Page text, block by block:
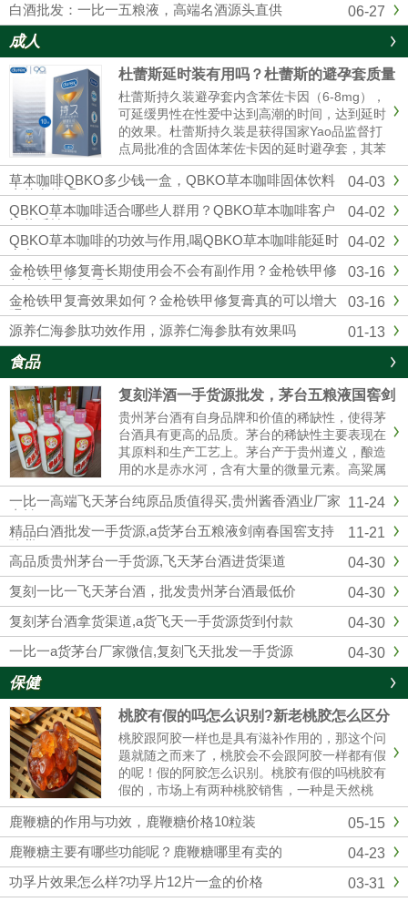
06-27
白酒批发：一比一五粮液，高端名酒源头直供
成人
杜蕾斯延时装有用吗？杜蕾斯的避孕套质量
怎么样啊
杜蕾斯持久装避孕套内含苯佐卡因（6-8mg），
可延缓男性在性爱中达到高潮的时间，达到延时
的效果。杜蕾斯持久装是获得国家Yao品监督打
点局批准的含固体苯佐卡因的延时避孕套，其苯
佐卡因浓度符合美国FDA保举浓度以及欧洲CE
标准，用起来更安心。固态苯佐卡因在有效较低
敏感度的同时不存在外漏隐患，不用担心伴侣的
快感应感染到影响。杜蕾...
04-03
草本咖啡QBKO多少钱一盒，QBKO草本咖啡固体饮料
真的有效吗
04-02
QBKO草本咖啡适合哪些人群用？QBKO草本咖啡客户
评价反馈
04-02
QBKO草本咖啡的功效与作用,喝QBKO草本咖啡能延时
多久
03-16
金枪铁甲修复膏长期使用会不会有副作用？金枪铁甲修
复膏使用方便吗？
03-16
金枪铁甲复膏效果如何？金枪铁甲修复膏真的可以增大
吗？
01-13
源养仁海参肽功效作用，源养仁海参肽有效果吗
食品
复刻洋酒一手货源批发，茅台五粮液国窖剑
南春厂家直销
贵州茅台酒有自身品牌和价值的稀缺性，使得茅
台酒具有更高的品质。茅台的稀缺性主要表现在
其原料和生产工艺上。茅台产于贵州遵义，酿造
用的水是赤水河，含有大量的微量元素。高粱属
糯高粱，其曲独特，不易传诵。生产工艺复杂，
茅台酒要五年后才能卖。这使得茅台酒口感醇厚
纯正。精品茅台五粮液一手货源批发我们是专业
供应复刻飞天茅台酒的知名白...
11-24
一比一高端飞天茅台纯原品质值得买,贵州酱香酒业厂家
直销
11-21
精品白酒批发一手货源,a货茅台五粮液剑南春国窖支持
验货
04-30
高品质贵州茅台一手货源,飞天茅台酒进货渠道
04-30
复刻一比一飞天茅台酒，批发贵州茅台酒最低价
04-30
复刻茅台酒拿货渠道,a货飞天一手货源货到付款
04-30
一比一a货茅台厂家微信,复刻飞天批发一手货源
保健
桃胶有假的吗怎么识别?新老桃胶怎么区分
桃胶跟阿胶一样也是具有滋补作用的，那这个问
题就随之而来了，桃胶会不会跟阿胶一样都有假
的呢！假的阿胶怎么识别。桃胶有假的吗桃胶有
假的，市场上有两种桃胶销售，一种是天然桃
胶，还有一种是精加工过的桃胶，而且市场价格
35元/斤到百元，具体也看桃胶的质量。桃胶假
的怎么辨别（1）看颜色真正的......
05-15
鹿鞭糖的作用与功效，鹿鞭糖价格10粒装
04-23
鹿鞭糖主要有哪些功能呢？鹿鞭糖哪里有卖的
03-31
功孚片效果怎么样?功孚片12片一盒的价格